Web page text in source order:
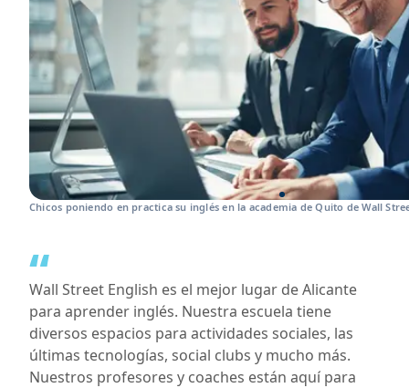
“
Wall Street English es el mejor lugar de Alicante
para aprender inglés. Nuestra escuela tiene
diversos espacios para actividades sociales, las
últimas tecnologías, social clubs y mucho más.
Nuestros profesores y coaches están aquí para
Chicos poniendo en practica su inglés en la academia de Quito de Wall